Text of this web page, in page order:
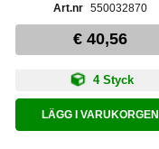
550032870
€ 40,56
4 Styck
LÄGG I VARUKORGEN